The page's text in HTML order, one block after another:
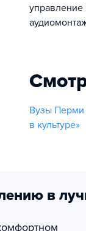
управление
Вузы Перми
в культуре»
в